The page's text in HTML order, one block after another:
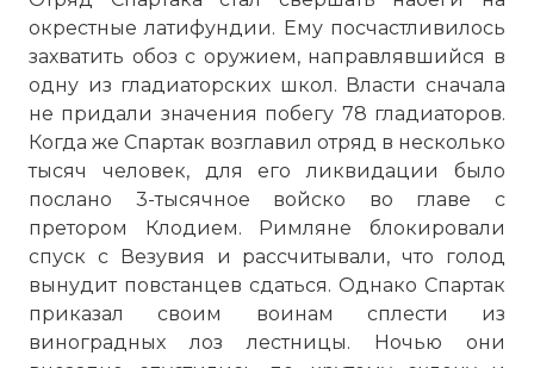
окрестные латифундии. Ему посчастливилось
захватить обоз с оружием, направлявшийся в
одну из гладиаторских школ. Власти сначала
не придали значения побегу 78 гладиаторов.
Когда же Спартак возглавил отряд в несколько
тысяч человек, для его ликвидации было
послано 3-тысячное войско во главе с
претором Клодием. Римляне блокировали
спуск с Везувия и рассчитывали, что голод
вынудит повстанцев сдаться. Однако Спартак
приказал своим воинам сплести из
виноградных лоз лестницы. Ночью они